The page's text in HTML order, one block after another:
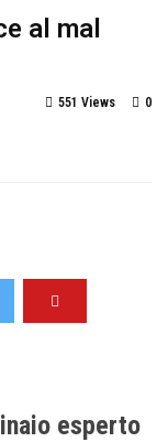
al mal
0
551 Views
esperto